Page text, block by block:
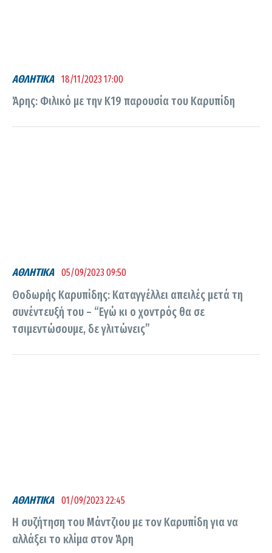
ΑΘΛΗΤΙΚΑ 18/11/2023 17:00
Άρης: Φιλικό με την Κ19 παρουσία του Καρυπίδη
ΑΘΛΗΤΙΚΑ 05/09/2023 09:50
Θοδωρής Καρυπίδης: Καταγγέλλει απειλές μετά τη
συνέντευξή του – “Εγώ κι ο χοντρός θα σε
τσιμεντώσουμε, δε γλιτώνεις”
ΑΘΛΗΤΙΚΑ 01/09/2023 22:45
Η συζήτηση του Μάντζιου με τον Καρυπίδη για να
αλλάξει το κλίμα στον Άρη